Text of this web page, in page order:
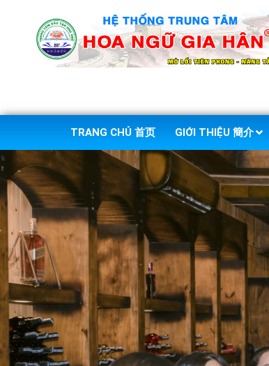
TRANG CHỦ 首页 GIỚI THIỆU 簡介